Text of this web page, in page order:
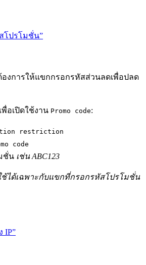
โปรโมชั่น”
งการให้แขกกรอกรหัสส่วนลดเพื่อปลด
อเปิดใช้งาน Promo code:
restriction
code
ชั่น เช่น ABC123
ได้เฉพาะกับแขกที่กรอกรหัสโปรโมชั่น
IP”